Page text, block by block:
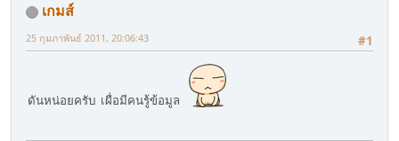
เกมส์
#1
25 กุมภาพันธ์ 2011, 20:06:43
ดันหน่อยครับ เผื่อมีคนรู้ข้อมูล